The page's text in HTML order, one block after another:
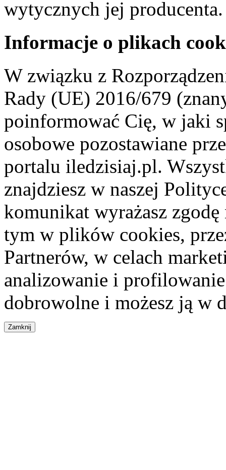
wytycznych jej producenta.
Informacje o plikach
W związku z
Rady (UE) 2016/679
poinformować Cię, w jaki
osobowe pozostawiane
portalu iledzisiaj.pl.
znajdziesz w naszej
komunikat wyrażasz
tym w plików cookies,
Partnerów, w celach
analizowanie i
dobrowolne i możesz ją w